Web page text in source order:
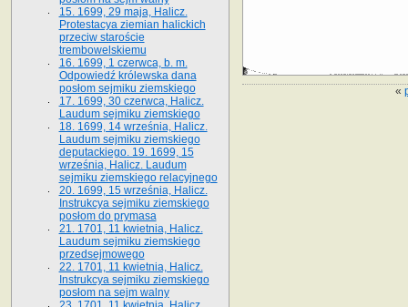
«
15. 1699, 29 maja, Halicz.
Protestacya ziemian halickich
przeciw staroście
trembowelskiemu
16. 1699, 1 czerwca, b. m.
Odpowiedź królewska dana
posłom sejmiku ziemskiego
17. 1699, 30 czerwca, Halicz.
Laudum sejmiku ziemskiego
18. 1699, 14 września, Halicz.
Laudum sejmiku ziemskiego
deputackiego. 19. 1699, 15
września, Halicz. Laudum
sejmiku ziemskiego relacyjnego
20. 1699, 15 września, Halicz.
Instrukcya sejmiku ziemskiego
posłom do prymasa
21. 1701, 11 kwietnia, Halicz.
Laudum sejmiku ziemskiego
przedsejmowego
22. 1701, 11 kwietnia, Halicz.
Instrukcya sejmiku ziemskiego
posłom na sejm walny